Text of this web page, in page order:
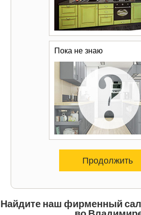
Пока не знаю
Продолжить
Найдите наш фирменный